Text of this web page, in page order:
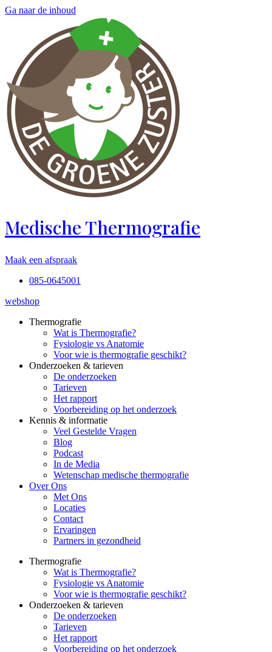
Ga naar de inhoud
Medische Thermografie
Maak een afspraak
085-0645001
webshop
Thermografie
Wat is Thermografie?
Fysiologie vs Anatomie
Voor wie is thermografie geschikt?
Onderzoeken & tarieven
De onderzoeken
Tarieven
Het rapport
Voorbereiding op het onderzoek
Kennis & informatie
Veel Gestelde Vragen
Blog
Podcast
In de Media
Wetenschap medische thermografie
Over Ons
Met Ons
Locaties
Contact
Ervaringen
Partners in gezondheid
Thermografie
Wat is Thermografie?
Fysiologie vs Anatomie
Voor wie is thermografie geschikt?
Onderzoeken & tarieven
De onderzoeken
Tarieven
Het rapport
Voorbereiding op het onderzoek